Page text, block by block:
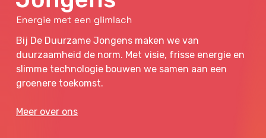
Bij De Duurzame Jongens maken we van
duurzaamheid de norm. Met visie, frisse energie en
slimme technologie bouwen we samen aan een
groenere toekomst.
Meer over ons